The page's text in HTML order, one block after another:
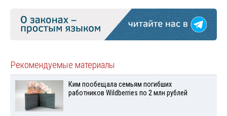
Рекомендуемые материалы
Ким пообещала семьям погибших
работников Wildberries по 2 млн рублей